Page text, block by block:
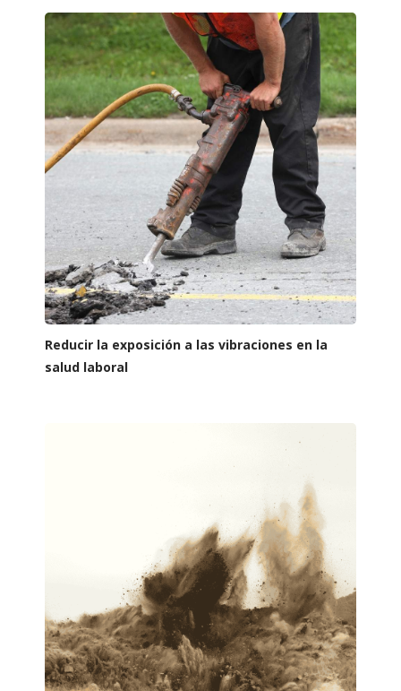
Reducir la exposición a las vibraciones en la
salud laboral